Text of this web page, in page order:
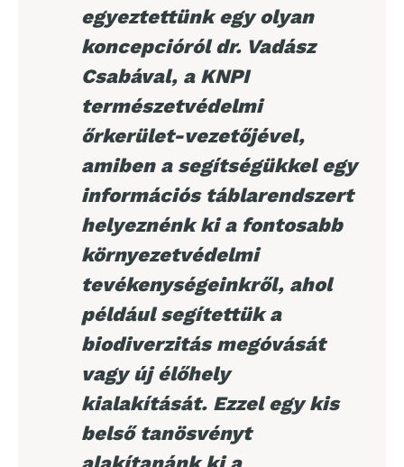
egyeztettünk egy olyan
koncepcióról dr. Vadász
Csabával, a KNPI
természetvédelmi
őrkerület-vezetőjével,
amiben a segítségükkel egy
információs táblarendszert
helyeznénk ki a fontosabb
környezetvédelmi
tevékenységeinkről, ahol
például segítettük a
biodiverzitás megóvását
vagy új élőhely
kialakítását. Ezzel egy kis
belső tanösvényt